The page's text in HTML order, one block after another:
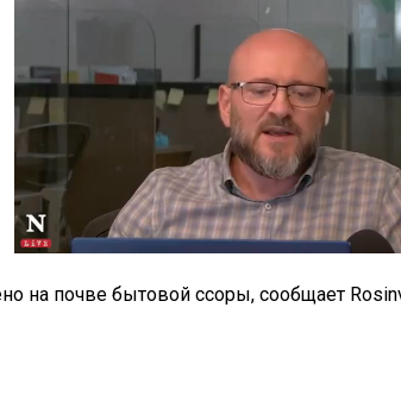
на почве бытовой ссоры, сообщает